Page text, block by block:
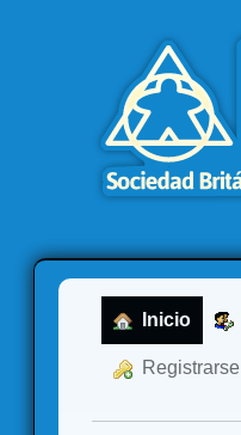
Inicio
Registrarse